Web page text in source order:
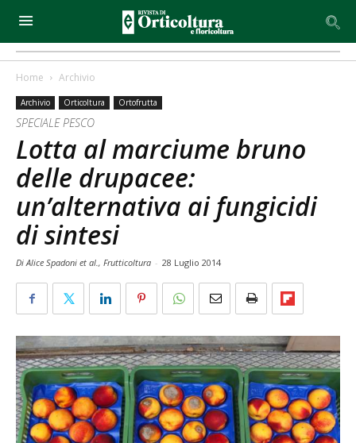
Home Archivio
Archivio Orticoltura Ortofrutta
SPECIALE PESCO
Lotta al marciume bruno
delle drupacee:
un’alternativa ai fungicidi
di sintesi
Di Alice Spadoni et al., Frutticoltura - 28 Luglio 2014